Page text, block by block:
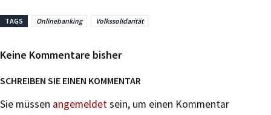
TAGS Onlinebanking Volkssolidarität
Keine Kommentare bisher
SCHREIBEN SIE EINEN KOMMENTAR
Sie müssen angemeldetsein, um einen Kommentar